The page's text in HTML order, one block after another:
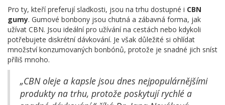
Pro ty, kteří preferují sladkosti, jsou na trhu dostupné i CBN
gumy. Gumové bonbony jsou chutná a zábavná forma, jak
užívat CBN. Jsou ideální pro užívání na cestách nebo kdykoli
potřebujete diskrétní dávkování. Je však důležité si ohlídat
množství konzumovaných bonbónů, protože je snadné jich sníst
příliš mnoho.
„CBN oleje a kapsle jsou dnes nejpopulárnějšími
produkty na trhu, protože poskytují rychlé a